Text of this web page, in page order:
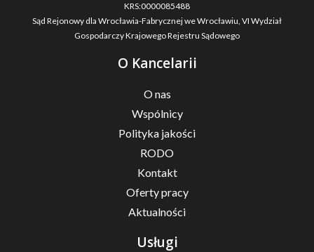
KRS:0000085488
Sąd Rejonowy dla Wrocławia-Fabrycznej we Wrocławiu, VI Wydział
Gospodarczy Krajowego Rejestru Sądowego
O Kancelarii
O nas
Wspólnicy
Polityka jakości
RODO
Kontakt
Oferty pracy
Aktualności
Usługi